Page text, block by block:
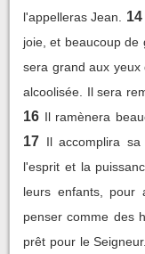
l'appelleras Jean.
14
joie, et beaucoup de
sera grand aux yeux
alcoolisée. Il sera
16 Il ramènera
17 Il accomplira
l'esprit et la
leurs enfants, pour
penser comme des
prêt pour le Seigneur.